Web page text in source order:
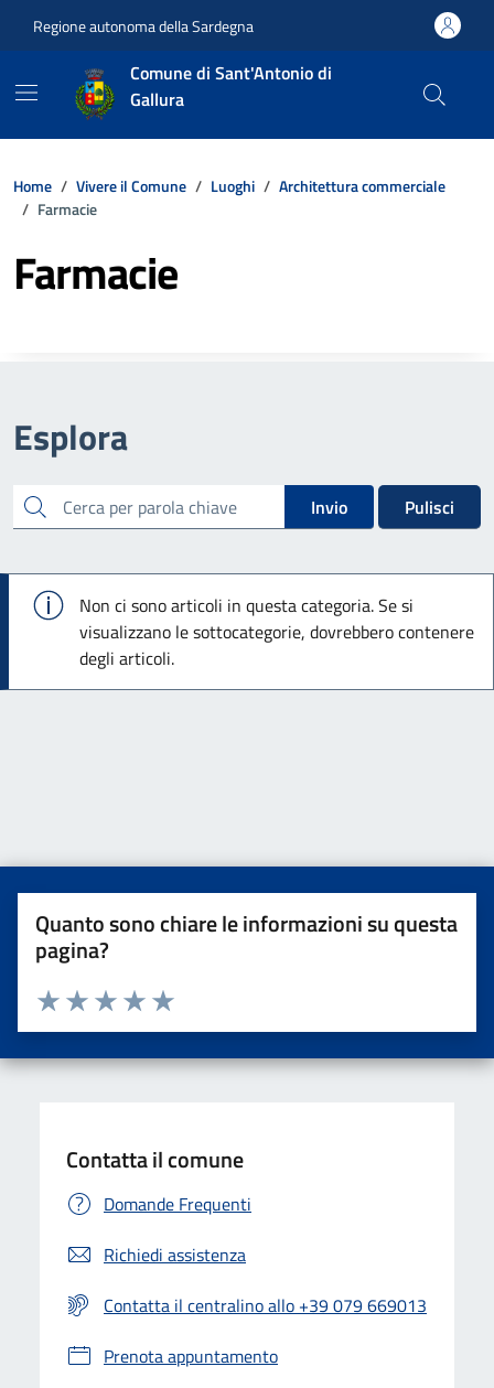
Regione autonoma della Sardegna
Comune di Sant'Antonio di
Gallura
Home Vivere il Comune Luoghi
Architettura commerciale
Farmacie
Farmacie
Esplora
cerca Invio Pulisci
Info
Non ci sono articoli in questa categoria. Se si
visualizzano le sottocategorie, dovrebbero contenere
degli articoli.
Quanto sono chiare le informazioni su questa
pagina?
Valuta da 1 a 5 stelle la pagina
Valuta 5 stelle su 5
Valuta 4 stelle su 5
Valuta 3 stelle su 5
Valuta 2 stelle su 5
Valuta una stella su 5
Contatta il comune
Domande Frequenti
Richiedi assistenza
Contatta il centralino allo +39 079 669013
Prenota appuntamento